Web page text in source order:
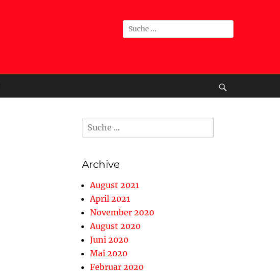
Suche
nach:
Suche
nach:
Archive
August 2021
April 2021
November 2020
August 2020
Juni 2020
Mai 2020
Februar 2020